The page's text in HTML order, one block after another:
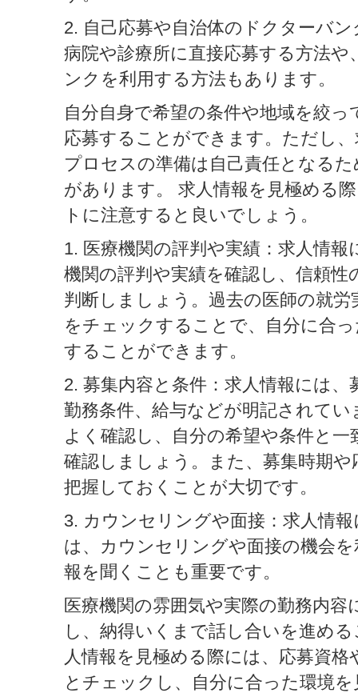
2. 自己応募や自治体のドクターバ
病院や診療所に直接応募する方法や
ンクを利用する方法もあります。
自分自身で希望の条件や地域を絞っ
応募することができます。ただし
プロセスの準備は自己責任となる
があります。 求人情報を見極める
トに注意すると良いでしょう。
1. 医療機関の評判や実績：求人情
機関の評判や実績を確認し、信頼
判断しましょう。過去の医師の就
をチェックすることで、自分に合
することができます。
2. 募集内容と条件：求人情報には
勤務条件、給与などが明記されて
よく確認し、自分の希望や条件と
確認しましょう。また、募集時期
把握しておくことが大切です。
3. カウンセリングや面接：求人情
は、カウンセリングや面接の機会
報を聞くことも重要です。
医療機関の雰囲気や実際の勤務内容
し、納得いくまで話し合いを進め
人情報を見極める際には、応募資
とチェックし、自分に合った環境